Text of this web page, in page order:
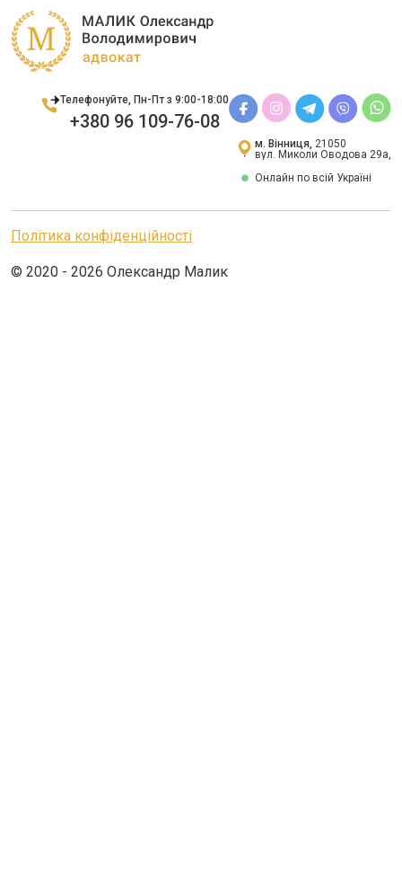
Телефонуйте, Пн-Пт з 9:00-18:00
+380 96 109-76-08
м. Вінниця, 21050
вул. Миколи Оводова 29а,
Онлайн по всій Україні
Політика конфіденційності
© 2020 - 2026 Олександр Малик